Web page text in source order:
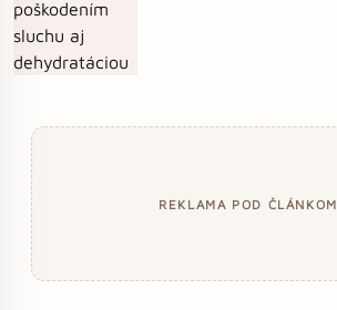
REKLAMA POD ČLÁNKOM